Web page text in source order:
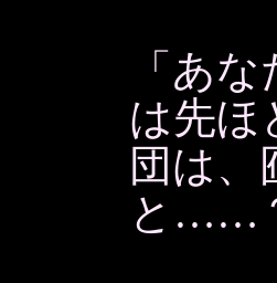
「あ
は先ほ
団は、
と……